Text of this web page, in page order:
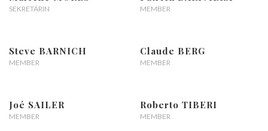
SEKRETÄRIN MEMBER
Steve BARNICH
MEMBER
Claude BERG
MEMBER
Joé SAILER
MEMBER
Roberto TIBERI
MEMBER